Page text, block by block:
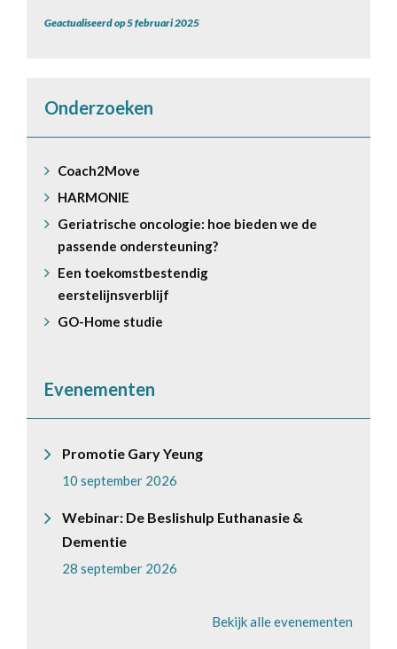
Geactualiseerd op 5 februari 2025
Onderzoeken
Coach2Move
HARMONIE
Geriatrische oncologie: hoe bieden we de
passende ondersteuning?
Een toekomstbestendig
eerstelijnsverblijf
GO-Home studie
Evenementen
Promotie Gary Yeung
10 september 2026
Webinar: De Beslishulp Euthanasie &
Dementie
28 september 2026
Bekijk alle evenementen